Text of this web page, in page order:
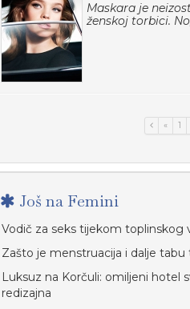
Maskara je
ženskoj torbici.
« 1
Još na Femini
Vodič za seks tijekom toplinskog
Zašto je menstruacija i dalje tabu
Luksuz na Korčuli: omiljeni hotel
redizajna